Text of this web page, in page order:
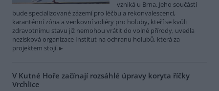
vzniká u Brna. Jeho součástí
bude specializované zázemí pro léčbu a rekonvalescenci,
karanténní zóna a venkovní voliéry pro holuby, kteří se kvůli
zdravotnímu stavu již nemohou vrátit do volné přírody, uvedla
nezisková organizace Institut na ochranu holubů, která za
projektem stojí.
V Kutné Hoře začínají rozsáhlé úpravy koryta říčky
Vrchlice